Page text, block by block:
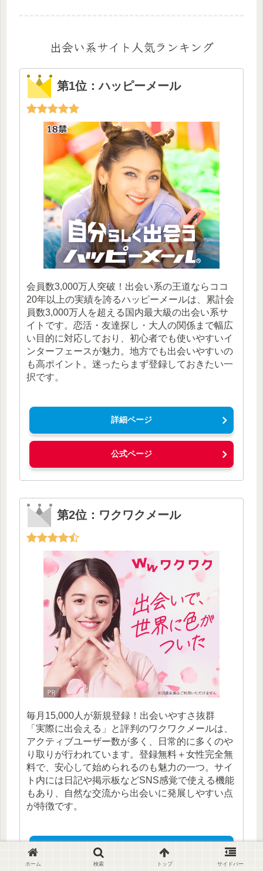
出会い系サイト人気ランキング
第1位：ハッピーメール
会員数3,000万人突破！出会い系の王道ならココ
20年以上の実績を誇るハッピーメールは、累計会
員数3,000万人を超える国内最大級の出会い系サ
イトです。恋活・友達探し・大人の関係まで幅広
い目的に対応しており、初心者でも使いやすいイ
ンターフェースが魅力。地方でも出会いやすいの
も高ポイント。迷ったらまず登録しておきたい一
択です。
詳細ページ
公式ページ
第2位：ワクワクメール
毎月15,000人が新規登録！出会いやすさ抜群
「実際に出会える」と評判のワクワクメールは、
アクティブユーザー数が多く、日常的に多くのや
り取りが行われています。登録無料＋女性完全無
料で、安心して始められるのも魅力の一つ。サイ
ト内には日記や掲示板などSNS感覚で使える機能
もあり、自然な交流から出会いに発展しやすい点
が特徴です。
ホーム 検索 トップ サイドバー